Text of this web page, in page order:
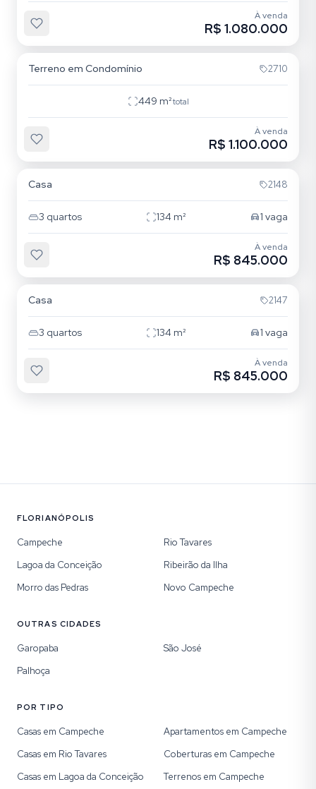
À venda
R$ 1.080.000
Terreno em Condomínio 2710
449 m²total
À venda
R$ 1.100.000
Casa 2148
3 quartos 134 m² 1 vaga
À venda
R$ 845.000
Casa 2147
3 quartos 134 m² 1 vaga
À venda
R$ 845.000
FLORIANÓPOLIS
Campeche
Rio Tavares
Lagoa da Conceição
Ribeirão da Ilha
Morro das Pedras
Novo Campeche
OUTRAS CIDADES
Garopaba
São José
Palhoça
POR TIPO
Casas em Campeche
Apartamentos em Campeche
Casas em Rio Tavares
Coberturas em Campeche
Casas em Lagoa da Conceição
Terrenos em Campeche